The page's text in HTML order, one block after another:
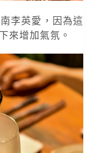
李英愛，因為這
來增加氣氛。